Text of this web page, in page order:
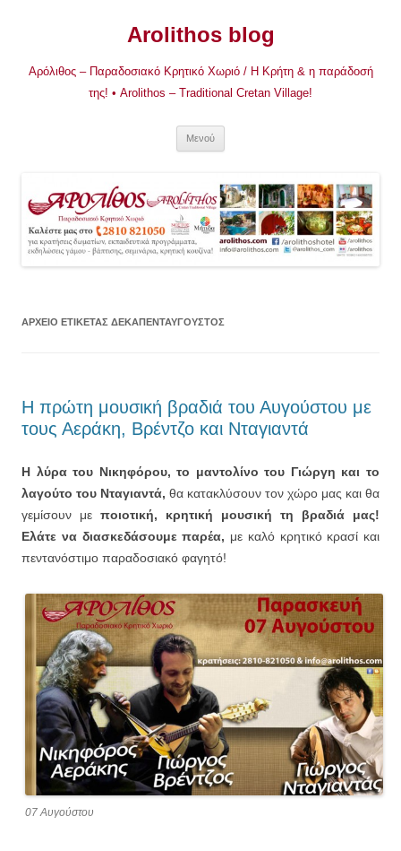
Arolithos blog
Αρόλιθος – Παραδοσιακό Κρητικό Χωριό / Η Κρήτη & η παράδοσή
της! • Arolithos – Traditional Cretan Village!
Μενού
ΑΡΧΕΊΟ ΕΤΙΚΈΤΑΣ ΔΕΚΑΠΕΝΤΑΎΓΟΥΣΤΟΣ
Η πρώτη μουσική βραδιά του Αυγούστου με
τους Αεράκη, Βρέντζο και Νταγιαντά
Η λύρα του Νικηφόρου, το μαντολίνο του Γιώργη και το
λαγούτο του Νταγιαντά, θα κατακλύσουν τον χώρο μας και θα
γεμίσουν με ποιοτική, κρητική μουσική τη βραδιά μας!
Ελάτε να διασκεδάσουμε παρέα, με καλό κρητικό κρασί και
πεντανόστιμο παραδοσιακό φαγητό!
07 Αυγούστου